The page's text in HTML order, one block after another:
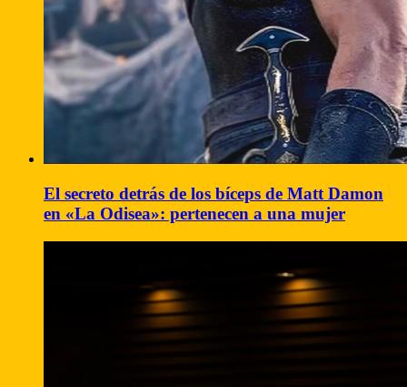
El secreto detrás de los bíceps de Matt Damon
en «La Odisea»: pertenecen a una mujer